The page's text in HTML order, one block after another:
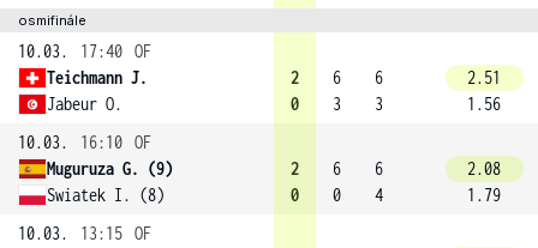
osmifinále
10.03. 17:40 OF
Teichmann J.
Jabeur O.
2
0
6
3
6
3
2.51
1.56
10.03.
16:10 OF
Muguruza G. (9)
Swiatek I. (8)
2
0
6
0
6
4
2.08
1.79
10.03.
13:15 OF